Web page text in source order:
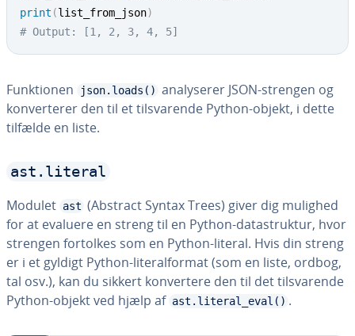
print (list_from_json)
# Output: [1, 2, 3, 4, 5]
Funk­tio­nen json.loads() ana­ly­se­rer JSON-strengen og
kon­ver­te­rer den til et til­sva­ren­de Python-objekt, i dette
tilfælde en liste.
ast.literal
Modulet ast (Abstract Syntax Trees) giver dig mulighed
for at evaluere en streng til en Python-da­ta­struk­tur, hvor
strengen fortolkes som en Python-literal. Hvis din streng
er i et gyldigt Python-li­te­ral­for­mat (som en liste, ordbog,
tal osv.), kan du sikkert kon­ver­te­re den til det til­sva­ren­de
Python-objekt ved hjælp af ast.literal_eval() .